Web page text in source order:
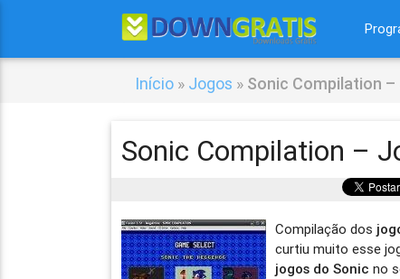
Início » Jogos » Sonic Compilation
Sonic Compilation –
Compilação dos
curtiu muito esse
jogos do Sonic no